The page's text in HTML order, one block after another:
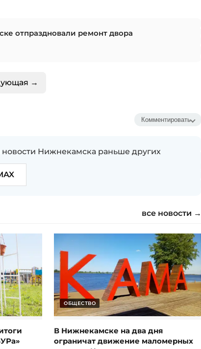
отпраздновали ремонт двора
→
Комментировать
Нижнекамска раньше других
все новости →
ОБЩЕСТВО
В Нижнекамске на два дня
ограничат движение маломерных